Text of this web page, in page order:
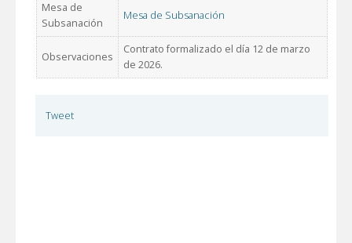
Mesa de
Subsanación
Mesa de Subsanación
Observaciones
Contrato formalizado el día 12 de marzo
de 2026.
Tweet